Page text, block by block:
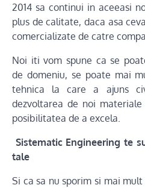
2014 sa continui in aceeasi
plus de calitate, daca asa
comercializate de catre
Noi iti vom spune ca se
de domeniu, se poate mai
tehnica la care a ajuns
dezvoltarea de noi
posibilitatea de a excela.
Sistematic Engineering te
tale
Si ca sa nu sporim si mai